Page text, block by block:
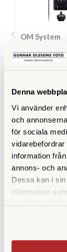
Denna
Vi använder
och
för sociala
vidarebefordrar
information
annons- och
Dessa kan i
information
OM System
OM System LS-
Videographer Kit
2.490 SEK
ANDRA